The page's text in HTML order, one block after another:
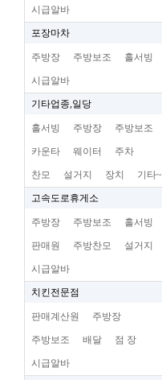
시급알바
포장마차
주방장 주방보조 홀서빙
시급알바
기타업종,일당
홀서빙 주방장 주방보조
카운타 웨이터 주차
찬모 설거지 장치 기타~
고속도로휴게소
주방장 주방보조 홀서빙
판매원 주방찬모 설거지
시급알바
치킨전문점
판매계산원 주방장
주방보조 배달 점 장
시급알바